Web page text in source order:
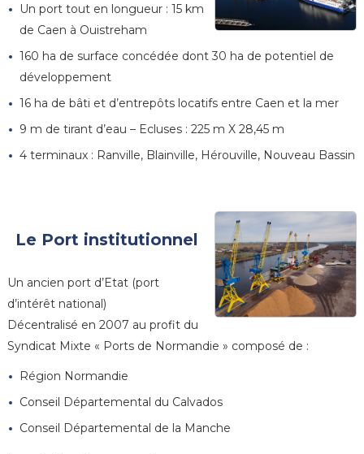
Un port tout en longueur : 15 km
de Caen à Ouistreham
160 ha de surface concédée dont 30 ha de potentiel de
développement
16 ha de bâti et d’entrepôts locatifs entre Caen et la mer
9 m de tirant d’eau – Ecluses : 225 m X 28,45 m
4 terminaux : Ranville, Blainville, Hérouville, Nouveau Bassin
Le Port institutionnel
Un ancien port d’Etat (port
d’intérêt national)
Décentralisé en 2007 au profit du
Syndicat Mixte « Ports de Normandie » composé de :
Région Normandie
Conseil Départemental du Calvados
Conseil Départemental de la Manche